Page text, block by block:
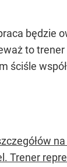
będzie
to
ściśle
na
Trener